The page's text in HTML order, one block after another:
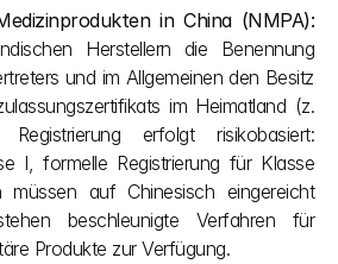
in China (NMPA):
Herstellern die Benennung
und im Allgemeinen den Besitz
im Heimatland (z.
erfolgt risikobasiert:
I, formelle Registrierung für Klasse
müssen auf Chinesisch eingereicht
beschleunigte Verfahren für
Produkte zur Verfügung.